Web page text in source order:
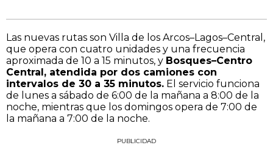
Las nuevas rutas son Villa de los Arcos–Lagos–Central,
que opera con cuatro unidades y una frecuencia
aproximada de 10 a 15 minutos, y Bosques–Centro
Central, atendida por dos camiones con
intervalos de 30 a 35 minutos. El servicio funciona
de lunes a sábado de 6:00 de la mañana a 8:00 de la
noche, mientras que los domingos opera de 7:00 de
la mañana a 7:00 de la noche.
PUBLICIDAD